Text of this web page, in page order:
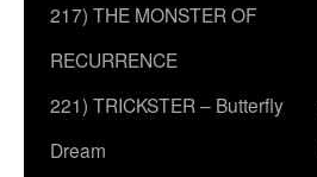
217) THE MONSTER OF
RECURRENCE
221) TRICKSTER – Butterfly
Dream